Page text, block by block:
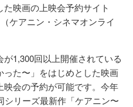
映画の上映会予約サイト
ケアニン・シネマオンライ
1,300回以上開催されている
た〜」をはじめとした映画
映会の予約が可能です。今年
シリーズ最新作「ケアニン〜